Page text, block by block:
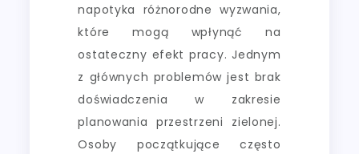
napotyka różnorodne wyzwania,
które mogą wpłynąć na
ostateczny efekt pracy. Jednym
z głównych problemów jest brak
doświadczenia w zakresie
planowania przestrzeni zielonej.
Osoby początkujące często